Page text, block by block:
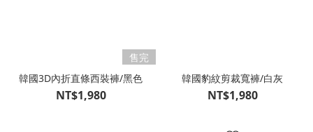
售完
韓國3D內折直條西裝褲/黑色
NT$1,980
韓國豹紋剪裁寬褲/白灰
NT$1,980